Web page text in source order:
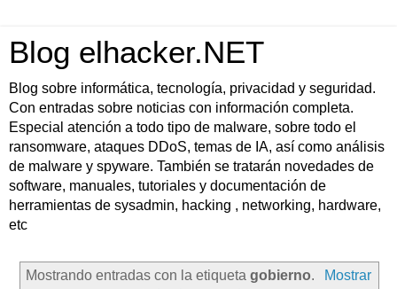
Blog elhacker.NET
Blog sobre informática, tecnología, privacidad y seguridad.
Con entradas sobre noticias con información completa.
Especial atención a todo tipo de malware, sobre todo el
ransomware, ataques DDoS, temas de IA, así como análisis
de malware y spyware. También se tratarán novedades de
software, manuales, tutoriales y documentación de
herramientas de sysadmin, hacking , networking, hardware,
etc
Mostrando entradas con la etiquetagobierno.
Mostrar